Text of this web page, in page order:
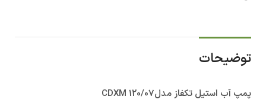
توضیحات
پمپ آب استیل تکفاز مدلCDXM 120/07